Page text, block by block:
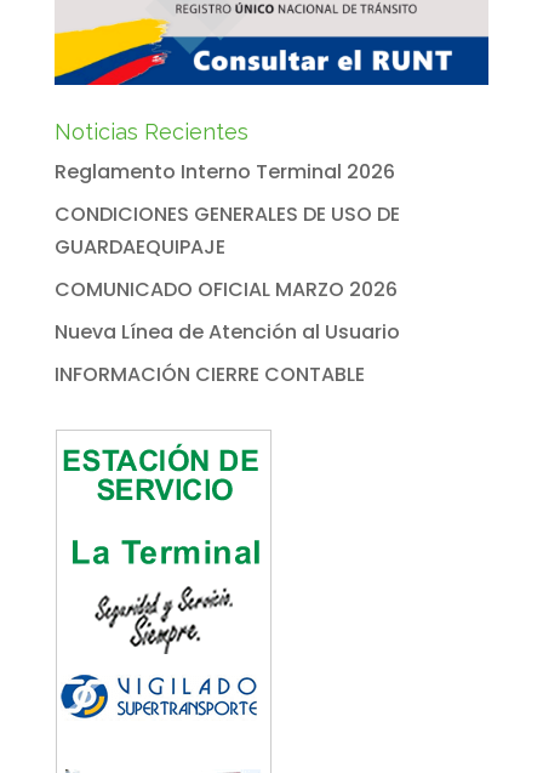
Noticias Recientes
Reglamento Interno Terminal 2026
CONDICIONES GENERALES DE USO DE
GUARDAEQUIPAJE
COMUNICADO OFICIAL MARZO 2026
Nueva Línea de Atención al Usuario
INFORMACIÓN CIERRE CONTABLE